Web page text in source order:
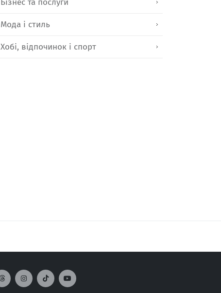
Мода і стиль
Хобі, відпочинок і спорт